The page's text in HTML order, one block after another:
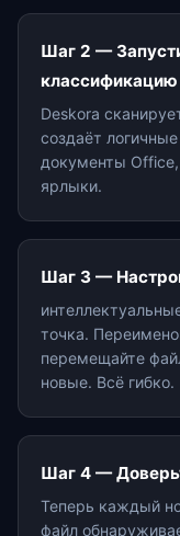
Шаг 2 —
классификацию
Deskora
создаёт
документы
ярлыки.
Шаг 3 —
точка.
перемещайте
новые. Всё гибко.
Шаг 4 —
Теперь каждый
файл